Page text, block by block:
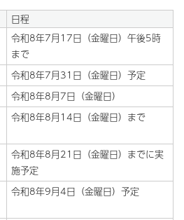
日程
令和8年7月17日（金曜日）午後5時
まで
令和8年7月31日（金曜日）予定
令和8年8月7日（金曜日）
令和8年8月14日（金曜日）まで
令和8年8月21日（金曜日）までに実
施予定
令和8年9月4日（金曜日）予定